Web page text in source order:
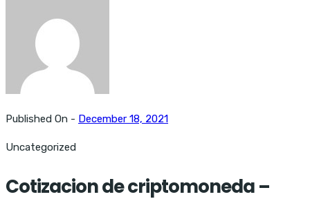
Published On - December 18, 2021
Uncategorized
Cotizacion de criptomoneda –